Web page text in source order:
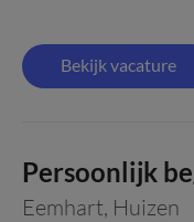
Bekijk vacature
Persoonlijk
Eemhart, Huizen